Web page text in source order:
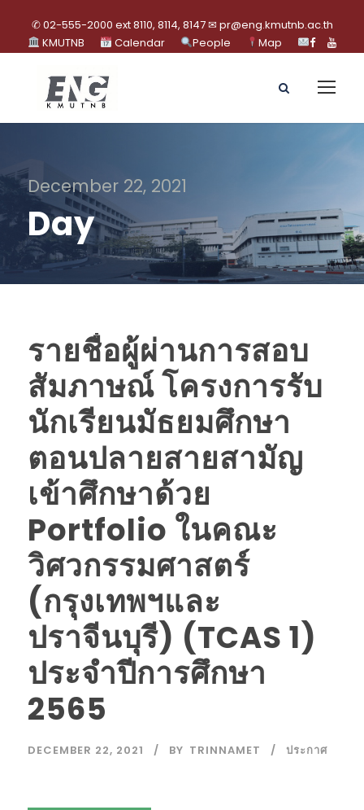
✆ 02-555-2000 ext 8110, 8114, 8147 ✉ pr@eng.kmutnb.ac.th
KMUTNB
Calendar People Map
December 22, 2021
Day
รายชื่อผู้ผ่านการสอบ
สัมภาษณ์ โครงการรับ
นักเรียนมัธยมศึกษา
ตอนปลายสายสามัญ
เข้าศึกษาด้วย
Portfolio ในคณะ
วิศวกรรมศาสตร์
(กรุงเทพฯและ
ปราจีนบุรี) (TCAS 1)
ประจำปีการศึกษา
2565
DECEMBER 22, 2021 BY TRINNAMET ประกาศ